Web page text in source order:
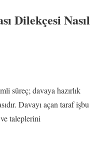
Dilekçesi Nasıl
süreç; davaya hazırlık
Davayı açan taraf işbu
taleplerini